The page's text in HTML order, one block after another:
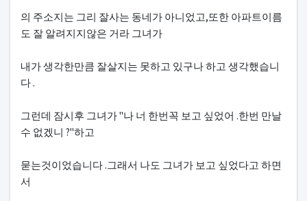
의 주소지는 그리 잘사는 동네가 아니었고,또한 아파트이름
도 잘 알려지지않은 거라 그녀가
내가 생각한만큼 잘살지는 못하고 있구나 하고 생각했습니
다 .
그런데 잠시후 그녀가 "나 너 한번꼭 보고 싶었어 .한번 만날
수 없겠니 ?"하고
묻는것이었습니다 .그래서 나도 그녀가 보고 싶었다고 하면
서